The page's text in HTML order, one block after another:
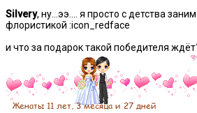
Silvery, ну...ээ.... я просто с детства
флористикой :icon_redface
и что за подарок такой победителя